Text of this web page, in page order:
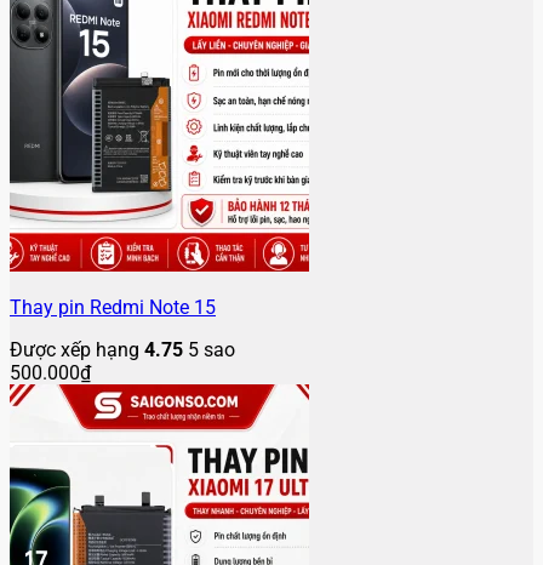
Thay pin Redmi Note 15
Được xếp hạng 4.75 5 sao
500.000₫